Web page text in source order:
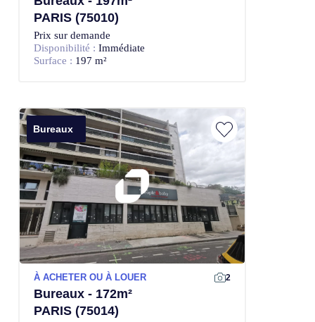
PARIS (75010)
Prix sur demande
Disponibilité : Immédiate
Surface : 197 m²
Bureaux
À ACHETER OU À LOUER 2
Bureaux - 172m²
PARIS (75014)